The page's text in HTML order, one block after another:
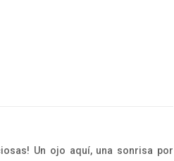
Un ojo aquí, una sonrisa por